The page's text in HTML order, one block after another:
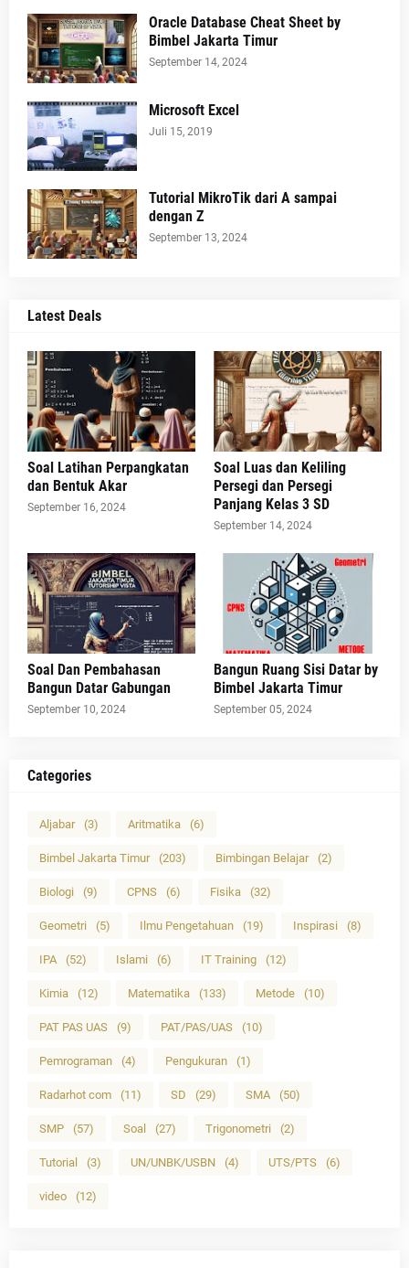
Oracle Database Cheat Sheet by
Bimbel Jakarta Timur
September 14, 2024
Microsoft Excel
Juli 15, 2019
Tutorial MikroTik dari A sampai
dengan Z
September 13, 2024
Latest Deals
Soal Latihan Perpangkatan
dan Bentuk Akar
September 16, 2024
Soal Luas dan Keliling
Persegi dan Persegi
Panjang Kelas 3 SD
September 14, 2024
Soal Dan Pembahasan
Bangun Datar Gabungan
September 10, 2024
Bangun Ruang Sisi Datar by
Bimbel Jakarta Timur
September 05, 2024
Categories
Aljabar (3) Aritmatika (6)
Bimbel Jakarta Timur (203) Bimbingan Belajar (2)
Biologi (9) CPNS (6) Fisika (32)
Geometri (5) Ilmu Pengetahuan (19) Inspirasi (8)
IPA (52) Islami (6) IT Training (12)
Kimia (12) Matematika (133) Metode (10)
PAT PAS UAS (9) PAT/PAS/UAS (10)
Pemrograman (4) Pengukuran (1)
Radarhot com (11) SD (29) SMA (50)
SMP (57) Soal (27) Trigonometri (2)
Tutorial (3) UN/UNBK/USBN (4) UTS/PTS (6)
video (12)